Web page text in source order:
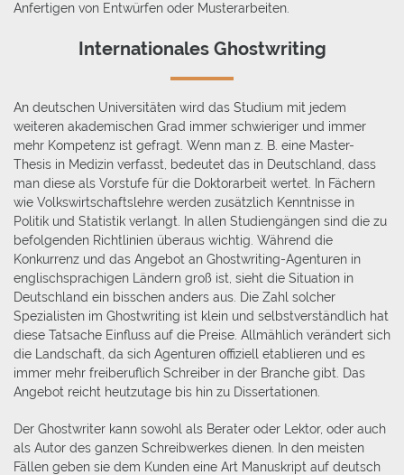
Anfertigen von Entwürfen oder Musterarbeiten.
Internationales Ghostwriting
An deutschen Universitäten wird das Studium mit jedem
weiteren akademischen Grad immer schwieriger und immer
mehr Kompetenz ist gefragt. Wenn man z. B. eine Master-
Thesis in Medizin verfasst, bedeutet das in Deutschland, dass
man diese als Vorstufe für die Doktorarbeit wertet. In Fächern
wie Volkswirtschaftslehre werden zusätzlich Kenntnisse in
Politik und Statistik verlangt. In allen Studiengängen sind die zu
befolgenden Richtlinien überaus wichtig. Während die
Konkurrenz und das Angebot an Ghostwriting-Agenturen in
englischsprachigen Ländern groß ist, sieht die Situation in
Deutschland ein bisschen anders aus. Die Zahl solcher
Spezialisten im Ghostwriting ist klein und selbstverständlich hat
diese Tatsache Einfluss auf die Preise. Allmählich verändert sich
die Landschaft, da sich Agenturen offiziell etablieren und es
immer mehr freiberuflich Schreiber in der Branche gibt. Das
Angebot reicht heutzutage bis hin zu Dissertationen.
Der Ghostwriter kann sowohl als Berater oder Lektor, oder auch
als Autor des ganzen Schreibwerkes dienen. In den meisten
Fällen geben sie dem Kunden eine Art Manuskript auf deutsch